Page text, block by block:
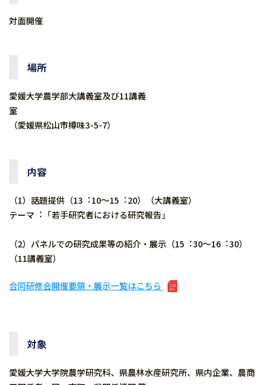
対面開催
場所
愛媛大学農学部大講義室及び11講義
（愛媛県松山市樽味3-5-7）
内容
（1）話題提供（13︓10〜15︓20）（大講義室）
テーマ︓「若手研究者における研究報告」
（2）パネルでの研究成果等の紹介・展示（15︓30〜16︓30）
（11講義室）
合同研修会開催要領・展示一覧はこちら
対象
愛媛大学大学院農学研究科、県農林水産研究所、県内企業、農商